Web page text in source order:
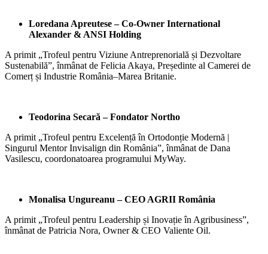
Loredana Apreutese – Co-Owner International
Alexander & ANSI Holding
A primit „Trofeul pentru Viziune Antreprenorială și Dezvoltare
Sustenabilă”, înmânat de Felicia Akaya, Președinte al Camerei de
Comerț și Industrie România–Marea Britanie.
Teodorina Secară – Fondator Northo
A primit „Trofeul pentru Excelență în Ortodonție Modernă |
Singurul Mentor Invisalign din România”, înmânat de Dana
Vasilescu, coordonatoarea programului MyWay.
Monalisa Ungureanu – CEO AGRII România
A primit „Trofeul pentru Leadership și Inovație în Agribusiness”,
înmânat de Patricia Nora, Owner & CEO Valiente Oil.